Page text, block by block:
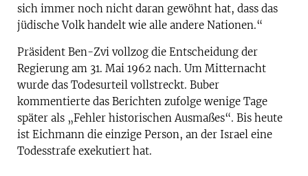
sich immer noch nicht daran gewöhnt hat, dass das
jüdische Volk handelt wie alle andere Nationen.“
Präsident Ben-Zvi vollzog die Entscheidung der
Regierung am 31. Mai 1962 nach. Um Mitternacht
wurde das Todesurteil vollstreckt. Buber
kommentierte das Berichten zufolge wenige Tage
später als „Fehler historischen Ausmaßes“. Bis heute
ist Eichmann die einzige Person, an der Israel eine
Todesstrafe exekutiert hat.